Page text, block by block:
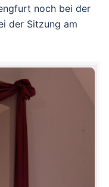
noch bei der
der Sitzung am